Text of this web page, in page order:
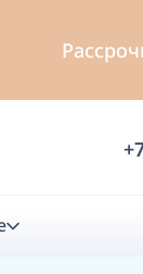
Рассрочка